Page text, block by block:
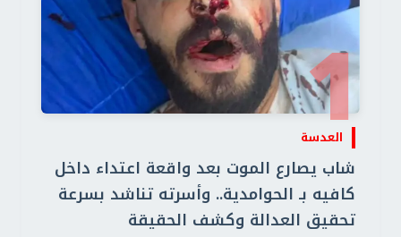
1
العدسة
شاب يصارع الموت بعد واقعة اعتداء داخل
كافيه بـ الحوامدية.. وأسرته تناشد بسرعة
تحقيق العدالة وكشف الحقيقة